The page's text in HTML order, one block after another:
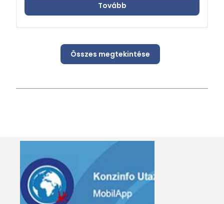
Tovább
Összes megtekintése